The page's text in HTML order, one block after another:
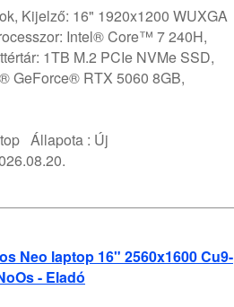
Kijelző: 16" 1920x1200 WUXGA
Intel® Core™ 7 240H,
1TB M.2 PCIe NVMe SSD,
GeForce® RTX 5060 8GB,
Állapota : Új
Neo laptop 16" 2560x1600 Cu9-
- Eladó